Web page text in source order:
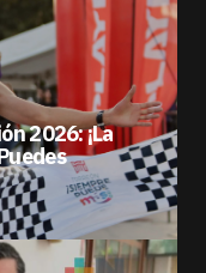
2026: ¡La